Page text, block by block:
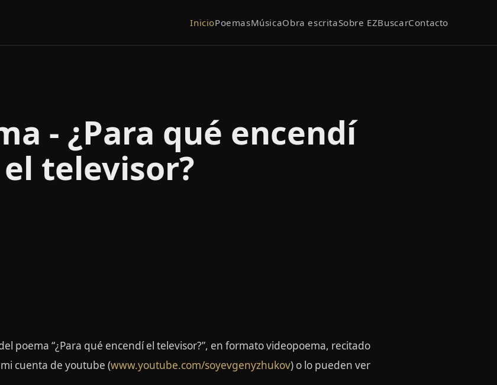
InicioPoemasMúsicaObra escritaSobre EZBuscarContacto
- ¿Para qué encendí
el televisor?
poema “¿Para qué encendí el televisor?”, en formato videopoema, recitado
cuenta de youtube (www.youtube.com/soyevgenyzhukov) o lo pueden ver